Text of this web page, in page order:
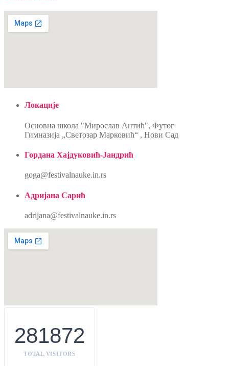
Локацијe
Oсновна школа "Мирослав Антић", Футог
Гимназијa „Светозар Марковић“ , Нови Сад
Гордана Хајдуковић-Јандрић
goga@festivalnauke.in.rs
Адријана Сарић
adrijana@festivalnauke.in.rs
281872
TOTAL VISITORS